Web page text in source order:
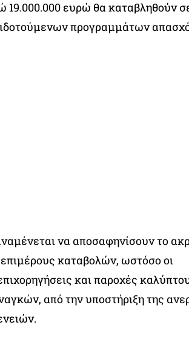
19.000.000 ευρώ θα καταβληθούν
προγραμμάτων
να αποσαφηνίσουν το
καταβολών, ωστόσο οι
και παροχές
από την υποστήριξη της